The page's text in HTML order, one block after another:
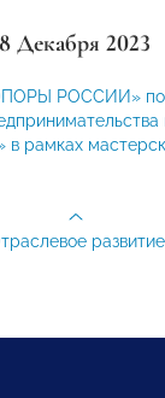
Декабря 2023
РОССИИ» по
в рамках
развитие